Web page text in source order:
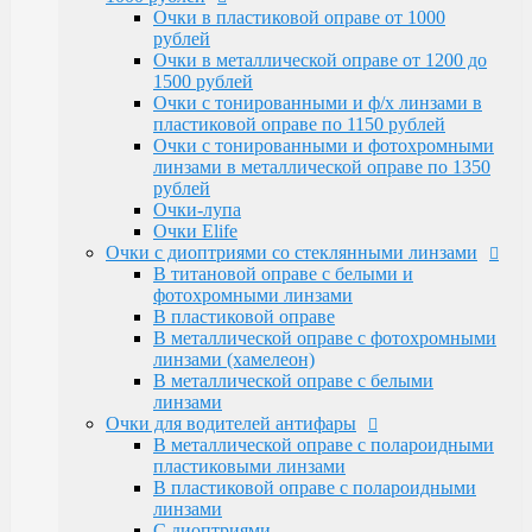
Очки Elife
Очки с диоптриями со стеклянными линзами
В титановой оправе с белыми и
фотохромными линзами
В пластиковой оправе
В металлической оправе с фотохромными
линзами (хамелеон)
В металлической оправе с белыми линзами
Очки для водителей антифары
В металлической оправе с полароидными
пластиковыми линзами
В пластиковой оправе с полароидными
линзами
С диоптриями
Очки для компьютера
В пластиковой оправе с полимерными
линзами
В металлической оправе
Тренажерные очки
В пластиковой оправе
В металлической оправе
Очки глаукомные
Очки Эксклюзивные Ricardi от 15000
Бренд оправы
Очки в пластиковой оправе от 1000
рублей
Очки в металлической оправе от 1200 до
1500 рублей
Очки с тонированными и ф/х линзами в
пластиковой оправе по 1150 рублей
Очки с тонированными и фотохромными
линзами в металлической оправе по 1350
рублей
Очки-лупа
Очки Elife
Очки с диоптриями со стеклянными линзами
В титановой оправе с белыми и
фотохромными линзами
В пластиковой оправе
В металлической оправе с фотохромными
линзами (хамелеон)
В металлической оправе с белыми
линзами
Очки для водителей антифары
В металлической оправе с полароидными
пластиковыми линзами
В пластиковой оправе с полароидными
линзами